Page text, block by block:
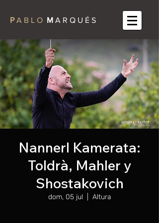
PA B L O M A R Q U É S
Nannerl Kamerata:
Toldrà, Mahler y
Shostakovich
dom, 05 jul Altura